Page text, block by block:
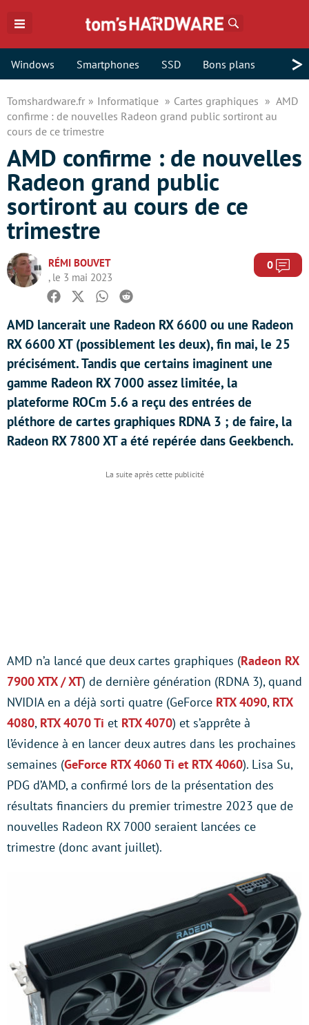
Windows Smartphones SSD Bons plans >
Tomshardware.fr Informatique Cartes graphiques
AMD
confirme : de nouvelles Radeon grand public sortiront au
cours de ce trimestre
AMD confirme : de nouvelles
Radeon grand public
sortiront au cours de ce
trimestre
RÉMI BOUVET
, le 3 mai 2023
0
Facebook
TwitterWhatsapp
Reddit
AMD lancerait une Radeon RX 6600 ou une Radeon
RX 6600 XT (possiblement les deux), fin mai, le 25
précisément. Tandis que certains imaginent une
gamme Radeon RX 7000 assez limitée, la
plateforme ROCm 5.6 a reçu des entrées de
pléthore de cartes graphiques RDNA 3 ; de faire, la
Radeon RX 7800 XT a été repérée dans Geekbench.
AMD n’a lancé que deux cartes graphiques (Radeon RX
7900 XTX / XT) de dernière génération (RDNA 3), quand
NVIDIA en a déjà sorti quatre (GeForce RTX 4090, RTX
4080, RTX 4070 Ti et RTX 4070) et s’apprête à
l’évidence à en lancer deux autres dans les prochaines
semaines (GeForce RTX 4060 Ti et RTX 4060). Lisa Su,
PDG d’AMD, a confirmé lors de la présentation des
résultats financiers du premier trimestre 2023 que de
nouvelles Radeon RX 7000 seraient lancées ce
trimestre (donc avant juillet).